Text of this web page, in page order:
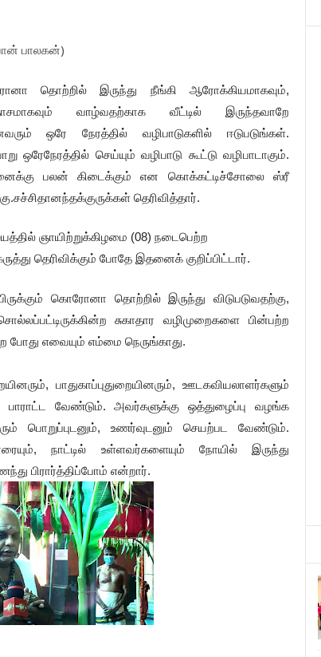
பாலகன்)
தொற்றில் இருந்து நீங்கி ஆரோக்கியமாகவும்,
வாழ்வதற்காக வீட்டில் இருந்தவாறே
ஒரே நேரத்தில் வழிபாடுகளில் ஈடுபடுங்கள்.
ஒரேநேரத்தில் செய்யும் வழிபாடு கூட்டு வழிபாடாகும்.
பலன் கிடைக்கும் என கொக்கட்டிச்சோலை ஸ்ரீ
தெரிவித்தார்.
ஞாயிற்றுக்கிழமை (08) நடைபெற்ற
தெரிவிக்கும் போதே இதனைக் குறிப்பிட்டார்.
கொரோனா தொற்றில் இருந்து விடுபடுவதற்கு,
சுகாதார வழிமுறைகளை பின்பற்ற
போது எவையும் எம்மை நெருங்காது.
பாதுகாப்புதுறையினரும், ஊடகவியலாளர்களும்
வேண்டும். அவர்களுக்கு ஒத்துழைப்பு வழங்க
உணர்வுடனும் செயற்பட வேண்டும்.
நாட்டில் உள்ளவர்களையும் நோயில் இருந்து
பிரார்த்திப்போம் என்றார்.